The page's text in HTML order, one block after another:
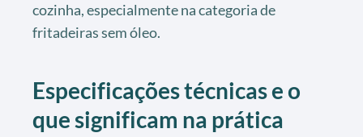
cozinha, especialmente na categoria de
fritadeiras sem óleo.
Especificações técnicas e o
que significam na prática